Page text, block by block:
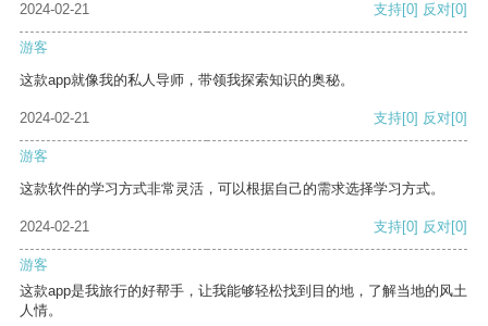
2024-02-21 支持[0] 反对[0]
游客
这款app就像我的私人导师，带领我探索知识的奥秘。
2024-02-21 支持[0] 反对[0]
游客
这款软件的学习方式非常灵活，可以根据自己的需求选择学习方式。
2024-02-21 支持[0] 反对[0]
游客
这款app是我旅行的好帮手，让我能够轻松找到目的地，了解当地的风土
人情。